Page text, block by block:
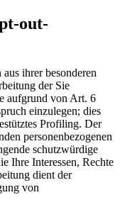
out-
ihrer besonderen
der Sie
aufgrund von Art. 6
einzulegen; dies
Profiling. Der
personenbezogenen
schutzwürdige
Ihre Interessen, Rechte
dient der
von